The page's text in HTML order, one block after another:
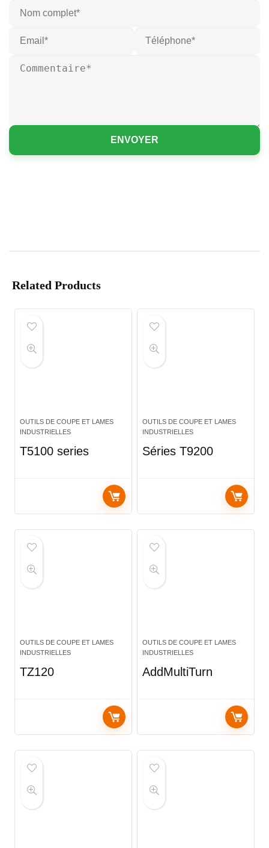
ENVOYER
Related Products
OUTILS DE COUPE ET LAMES
INDUSTRIELLES
T5100 series
OUTILS DE COUPE ET LAMES
INDUSTRIELLES
Séries T9200
OUTILS DE COUPE ET LAMES
INDUSTRIELLES
TZ120
OUTILS DE COUPE ET LAMES
INDUSTRIELLES
AddMultiTurn